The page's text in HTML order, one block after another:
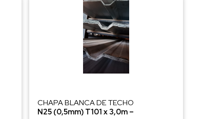
CHAPA BLANCA DE TECHO
N25 (0,5mm) T101 x 3,0m –